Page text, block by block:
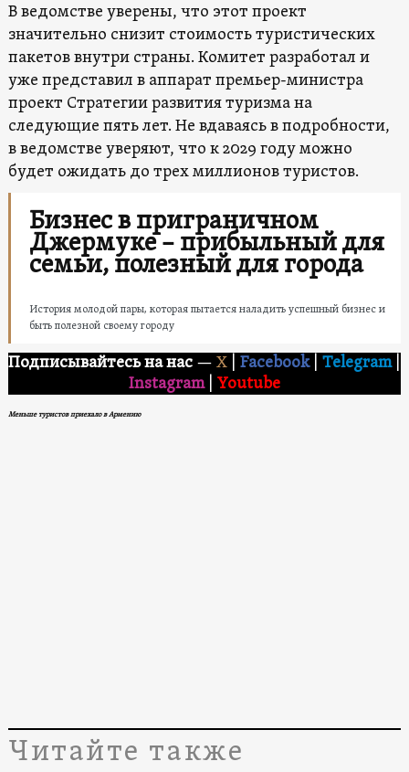
В ведомстве уверены, что этот проект
значительно снизит стоимость туристических
пакетов внутри страны. Комитет разработал и
уже представил в аппарат премьер-министра
проект Стратегии развития туризма на
следующие пять лет. Не вдаваясь в подробности,
в ведомстве уверяют, что к 2029 году можно
будет ожидать до трех миллионов туристов.
Бизнес в приграничном
Джермуке – прибыльный для
семьи, полезный для города
История молодой пары, которая пытается наладить успешный бизнес и
быть полезной своему городу
Подписывайтесь на нас — X Facebook Telegram|
Instagram
Youtube
Меньше туристов приехало в Армению
Читайте также